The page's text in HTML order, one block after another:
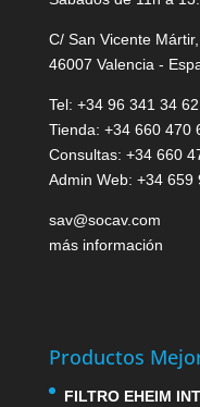
C/ San Vicente
46007 Valencia -
Tel: +34 96 341 34 62
Tienda: +34 660 470
Consultas: +34 660
Admin Web: +34 659
sav@socav.com
más información
Productos
FILTRO EHEIM